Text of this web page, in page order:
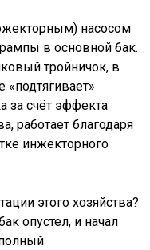
насосом
в основной бак.
тройничок, в
«подтягивает»
за счёт эффекта
работает благодаря
инжекторного
этого хозяйства?
опустел, и начал